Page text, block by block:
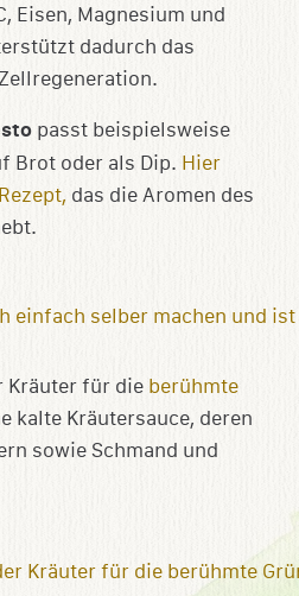
Eisen, Magnesium und
dadurch das
passt beispielsweise
Brot oder als Dip. Hier
das die Aromen des
Kräuter für die berühmte
kalte Kräutersauce, deren
sowie Schmand und